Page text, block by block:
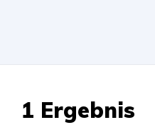
1 Ergebnis